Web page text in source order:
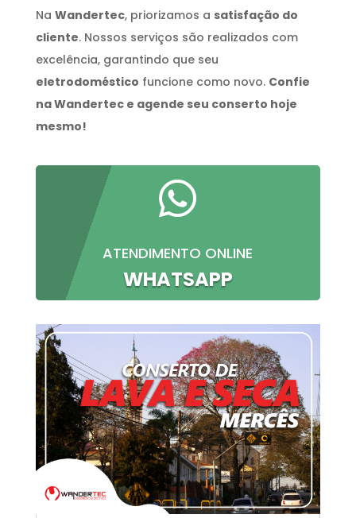
Na Wandertec, priorizamos a satisfação do
cliente. Nossos serviços são realizados com
excelência, garantindo que seu
eletrodoméstico funcione como novo. Confie
na Wandertec e agende seu conserto hoje
mesmo!

ATENDIMENTO ONLINE
WHATSAPP